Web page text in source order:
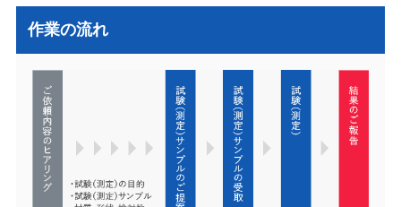
作業の流れ